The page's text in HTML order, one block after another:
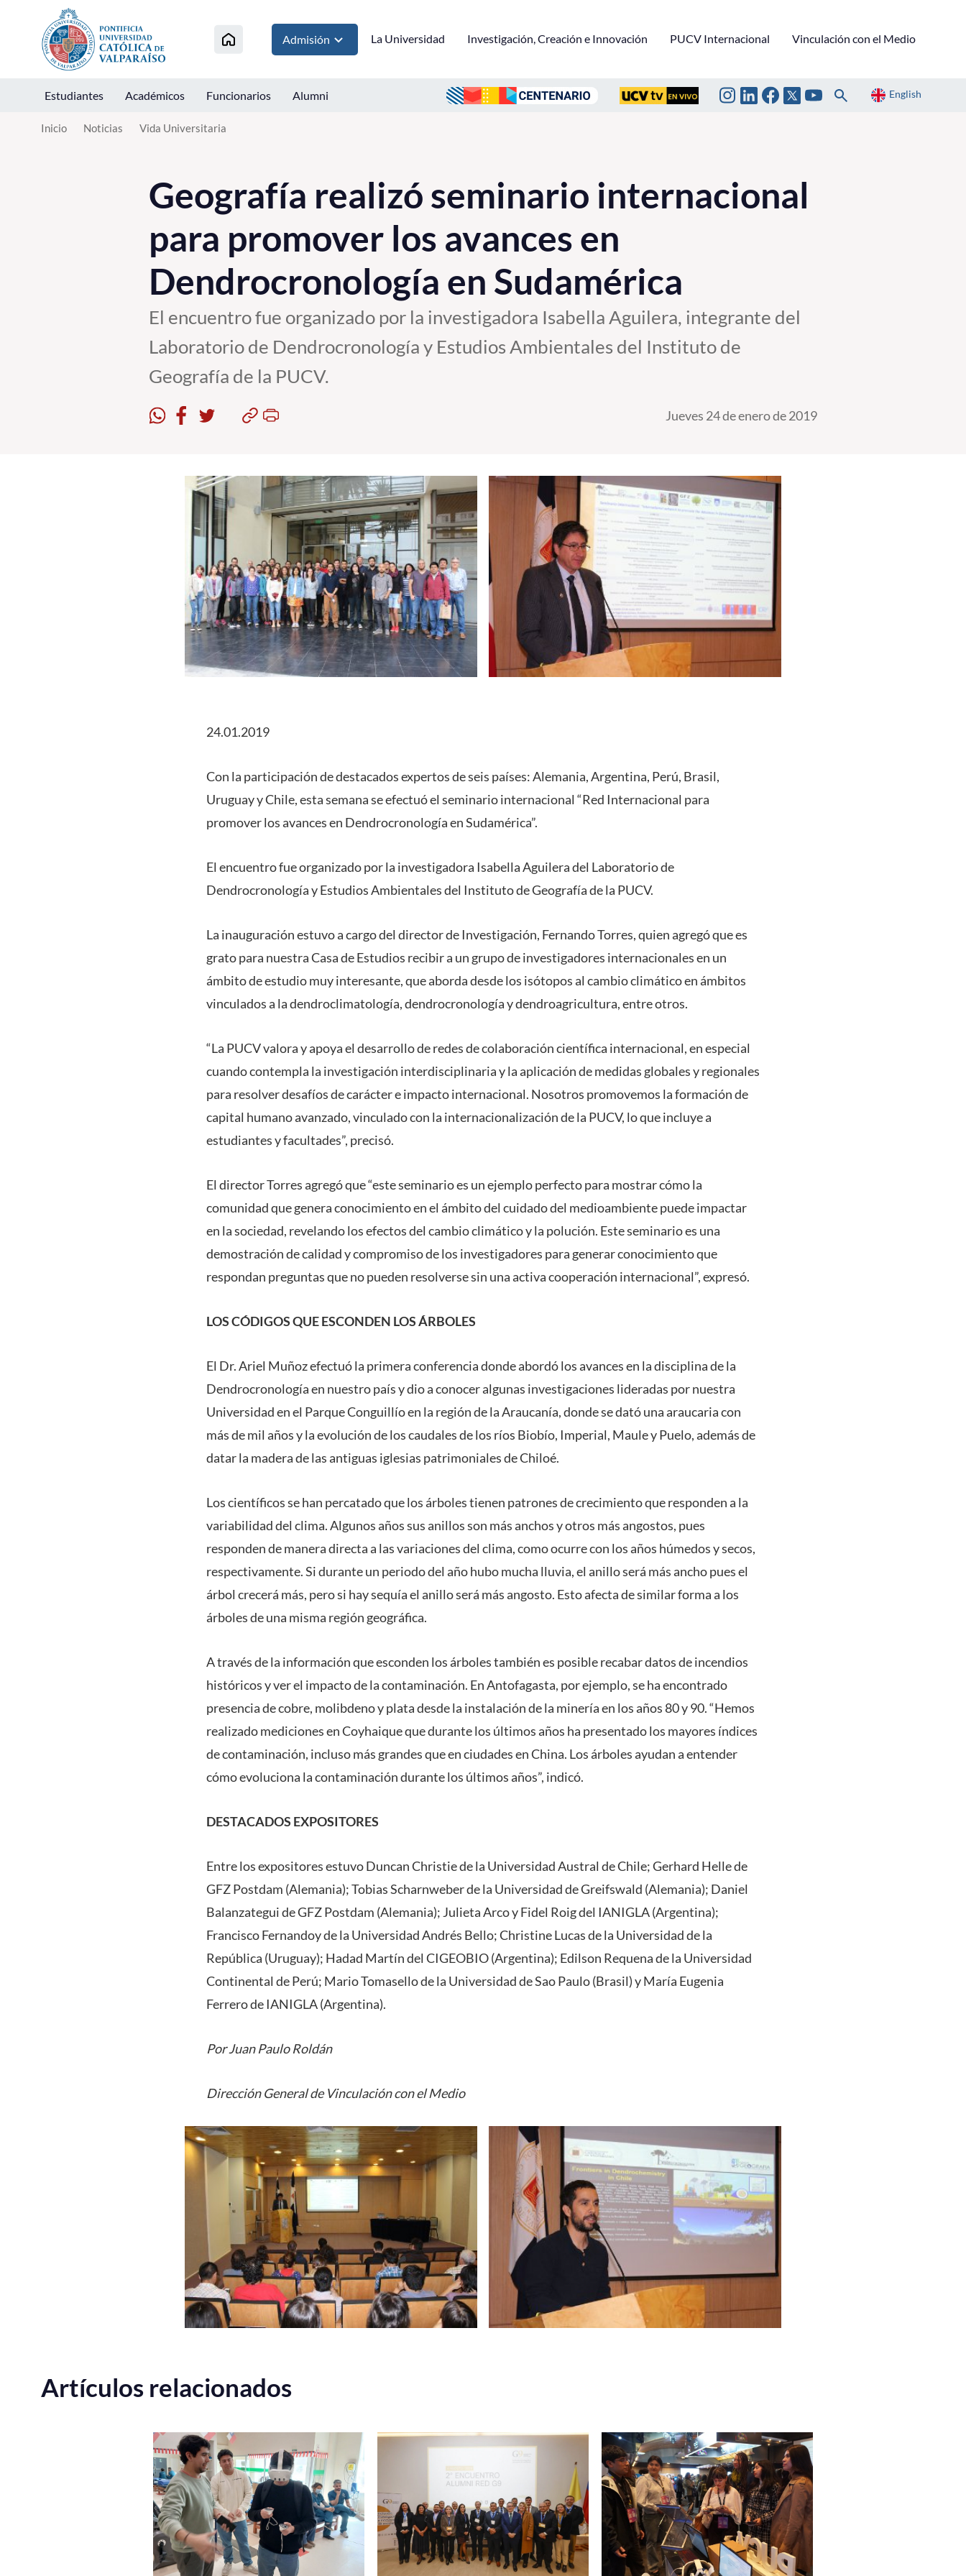
Click acá para ir directamente al contenido
Admisión La Universidad Investigación, Creación e Innovación PUCV Internacional Vinculación con el Medio
Estudiantes Académicos Funcionarios Alumni English
Inicio Noticias Vida Universitaria
Geografía realizó seminario internacional
para promover los avances en
Dendrocronología en Sudamérica
El encuentro fue organizado por la investigadora Isabella Aguilera, integrante del
Laboratorio de Dendrocronología y Estudios Ambientales del Instituto de
Geografía de la PUCV.
Jueves 24 de enero de 2019
24.01.2019
Con la participación de destacados expertos de seis países: Alemania, Argentina, Perú, Brasil,
Uruguay y Chile, esta semana se efectuó el seminario internacional “Red Internacional para
promover los avances en Dendrocronología en Sudamérica”.
El encuentro fue organizado por la investigadora Isabella Aguilera del Laboratorio de
Dendrocronología y Estudios Ambientales del Instituto de Geografía de la PUCV.
La inauguración estuvo a cargo del director de Investigación, Fernando Torres, quien agregó que es
grato para nuestra Casa de Estudios recibir a un grupo de investigadores internacionales en un
ámbito de estudio muy interesante, que aborda desde los isótopos al cambio climático en ámbitos
vinculados a la dendroclimatología, dendrocronología y dendroagricultura, entre otros.
“La PUCV valora y apoya el desarrollo de redes de colaboración científica internacional, en especial
cuando contempla la investigación interdisciplinaria y la aplicación de medidas globales y regionales
para resolver desafíos de carácter e impacto internacional. Nosotros promovemos la formación de
capital humano avanzado, vinculado con la internacionalización de la PUCV, lo que incluye a
estudiantes y facultades”, precisó.
El director Torres agregó que “este seminario es un ejemplo perfecto para mostrar cómo la
comunidad que genera conocimiento en el ámbito del cuidado del medioambiente puede impactar
en la sociedad, revelando los efectos del cambio climático y la polución. Este seminario es una
demostración de calidad y compromiso de los investigadores para generar conocimiento que
respondan preguntas que no pueden resolverse sin una activa cooperación internacional”, expresó.
LOS CÓDIGOS QUE ESCONDEN LOS ÁRBOLES
El Dr. Ariel Muñoz efectuó la primera conferencia donde abordó los avances en la disciplina de la
Dendrocronología en nuestro país y dio a conocer algunas investigaciones lideradas por nuestra
Universidad en el Parque Conguillío en la región de la Araucanía, donde se dató una araucaria con
más de mil años y la evolución de los caudales de los ríos Biobío, Imperial, Maule y Puelo, además de
datar la madera de las antiguas iglesias patrimoniales de Chiloé.
Los científicos se han percatado que los árboles tienen patrones de crecimiento que responden a la
variabilidad del clima. Algunos años sus anillos son más anchos y otros más angostos, pues
responden de manera directa a las variaciones del clima, como ocurre con los años húmedos y secos,
respectivamente. Si durante un periodo del año hubo mucha lluvia, el anillo será más ancho pues el
árbol crecerá más, pero si hay sequía el anillo será más angosto. Esto afecta de similar forma a los
árboles de una misma región geográfica.
A través de la información que esconden los árboles también es posible recabar datos de incendios
históricos y ver el impacto de la contaminación. En Antofagasta, por ejemplo, se ha encontrado
presencia de cobre, molibdeno y plata desde la instalación de la minería en los años 80 y 90. “Hemos
realizado mediciones en Coyhaique que durante los últimos años ha presentado los mayores índices
de contaminación, incluso más grandes que en ciudades en China. Los árboles ayudan a entender
cómo evoluciona la contaminación durante los últimos años”, indicó.
DESTACADOS EXPOSITORES
Entre los expositores estuvo Duncan Christie de la Universidad Austral de Chile; Gerhard Helle de
GFZ Postdam (Alemania); Tobias Scharnweber de la Universidad de Greifswald (Alemania); Daniel
Balanzategui de GFZ Postdam (Alemania); Julieta Arco y Fidel Roig del IANIGLA (Argentina);
Francisco Fernandoy de la Universidad Andrés Bello; Christine Lucas de la Universidad de la
República (Uruguay); Hadad Martín del CIGEOBIO (Argentina); Edilson Requena de la Universidad
Continental de Perú; Mario Tomasello de la Universidad de Sao Paulo (Brasil) y María Eugenia
Ferrero de IANIGLA (Argentina).
Por Juan Paulo Roldán
Dirección General de Vinculación con el Medio
Artículos relacionados